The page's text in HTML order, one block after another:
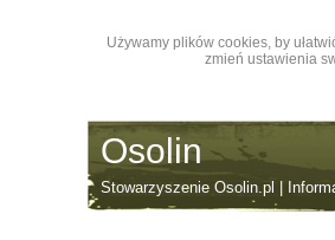
Używamy plików cookies, by
zmień ustawienia
Osolin
Stowarzyszenie Osolin.pl |